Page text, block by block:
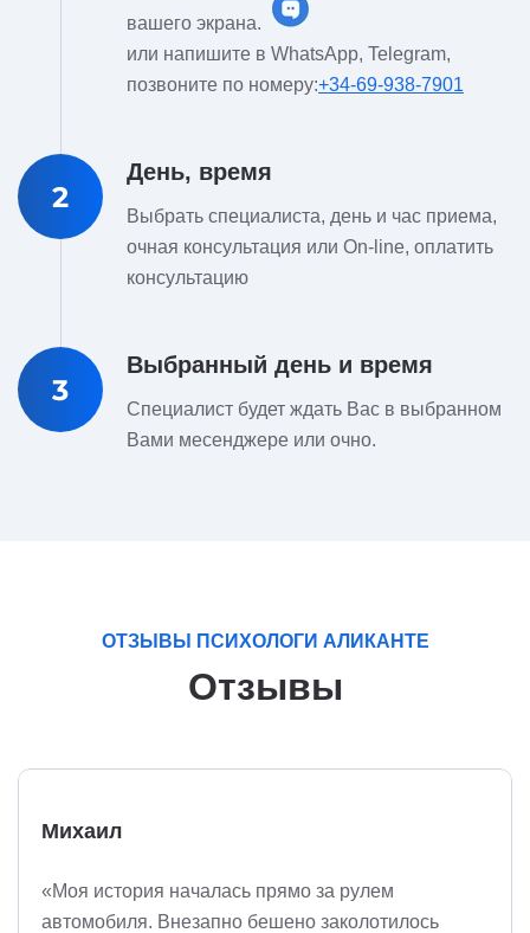
вашего экрана.
или напишите в WhatsApp, Telegram,
позвоните по номеру:+34-69-938-7901
2
День, время
Выбрать специалиста, день и час приема,
очная консультация или On-line, оплатить
консультацию
3
Выбранный день и время
Специалист будет ждать Вас в выбранном
Вами месенджере или очно.
ОТЗЫВЫ ПСИХОЛОГИ АЛИКАНТЕ
Отзывы
Михаил
«Моя история началась прямо за рулем
автомобиля. Внезапно бешено заколотилось